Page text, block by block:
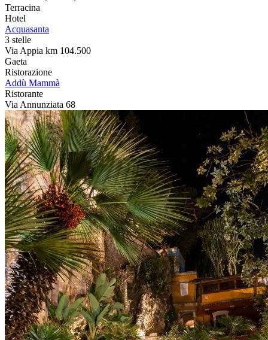
Terracina
Hotel
Acquasanta
3 stelle
Via Appia km 104.500
Gaeta
Ristorazione
Addù Mammà
Ristorante
Via Annunziata 68